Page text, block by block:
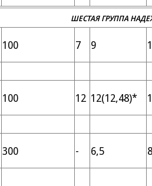
ШЕСТАЯ ГРУППА
100 7 9
100 12 12(12,48)*
300 - 6,5